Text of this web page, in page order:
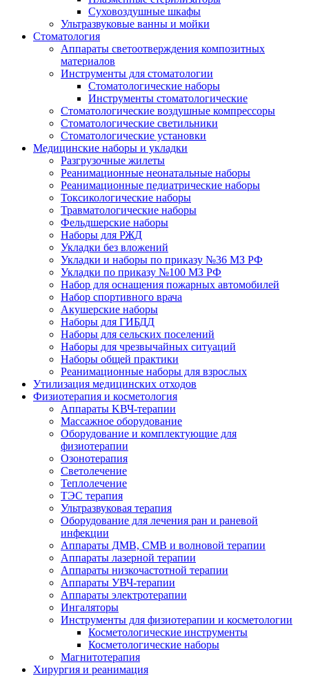
Суховоздушные шкафы
Ультразвуковые ванны и мойки
Стоматология
Аппараты светоотверждения композитных
материалов
Инструменты для стоматологии
Стоматологические наборы
Инструменты стоматологические
Стоматологические воздушные компрессоры
Стоматологические светильники
Стоматологические установки
Медицинские наборы и укладки
Разгрузочные жилеты
Реанимационные неонатальные наборы
Реанимационные педиатрические наборы
Токсикологические наборы
Травматологические наборы
Фельдшерские наборы
Наборы для РЖД
Укладки без вложений
Укладки и наборы по приказу №36 МЗ РФ
Укладки по приказу №100 МЗ РФ
Набор для оснащения пожарных автомобилей
Набор спортивного врача
Акушерские наборы
Наборы для ГИБДД
Наборы для сельских поселений
Наборы для чрезвычайных ситуаций
Наборы общей практики
Реанимационные наборы для взрослых
Утилизация медицинских отходов
Физиотерапия и косметология
Аппараты KВЧ-терапии
Массажное оборудование
Оборудование и комплектующие для
физиотерапии
Озонотерапия
Светолечение
Теплолечение
ТЭС терапия
Ультразвуковая терапия
Оборудование для лечения ран и раневой
инфекции
Аппараты ДМВ, СМВ и волновой терапии
Аппараты лазерной терапии
Аппараты низкочастотной терапии
Аппараты УВЧ-терапии
Аппараты электротерапии
Ингаляторы
Инструменты для физиотерапии и косметологии
Косметологические инструменты
Косметологические наборы
Магнитотерапия
Хирургия и реанимация